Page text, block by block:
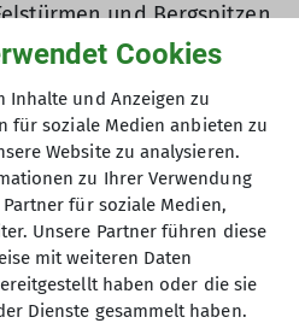
und Bergspitzen,
Schauspiel möchte
der DAV-Bergwoche in
Landschaft
da keimte in mir die Idee,
Natur in einer
unserer Sektionsarbeit
Cookies
Inhalte und Anzeigen zu
für soziale Medien anbieten zu
Website zu analysieren.
zu Ihrer Verwendung
für soziale Medien,
Unsere Partner führen diese
mit weiteren Daten
haben oder die sie
Dienste gesammelt haben.